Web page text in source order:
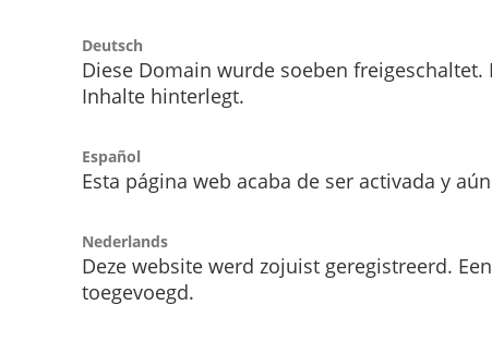
Deutsch
Diese Domain wurde soeben freigeschaltet.
Inhalte hinterlegt.
Español
Esta página web acaba de ser activada y
Nederlands
Deze website werd zojuist geregistreerd.
toegevoegd.